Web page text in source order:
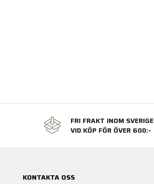
FRI FRAKT INOM SVERIGE
VID KÖP FÖR ÖVER 600:-
KONTAKTA OSS